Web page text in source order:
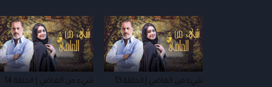
شيء من الماضي | الحلقة 13 شيء من الماضي | الحلقة 14